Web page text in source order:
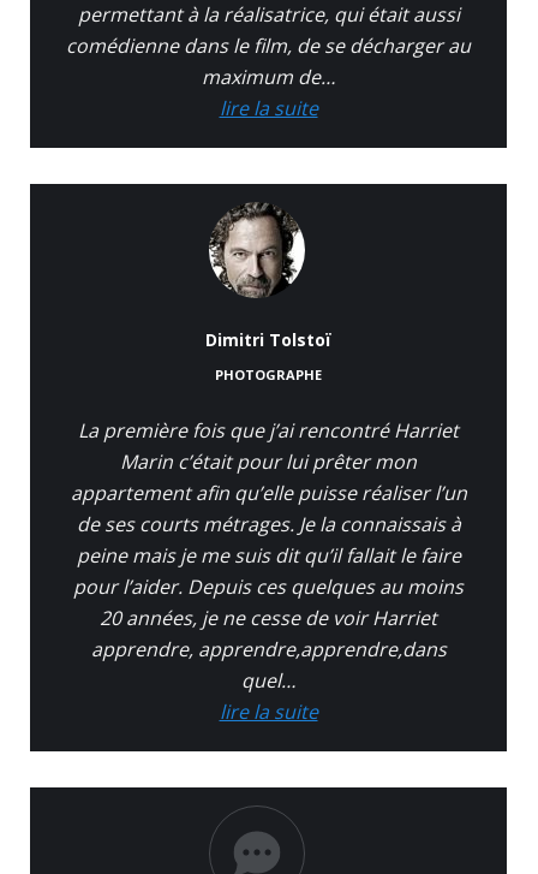
permettant à la réalisatrice, qui était aussi
comédienne dans le film, de se décharger au
maximum de…
lire la suite
Dimitri Tolstoï
PHOTOGRAPHE
La première fois que j’ai rencontré Harriet
Marin c’était pour lui prêter mon
appartement afin qu’elle puisse réaliser l’un
de ses courts métrages. Je la connaissais à
peine mais je me suis dit qu’il fallait le faire
pour l’aider. Depuis ces quelques au moins
20 années, je ne cesse de voir Harriet
apprendre, apprendre,apprendre,dans
quel…
lire la suite